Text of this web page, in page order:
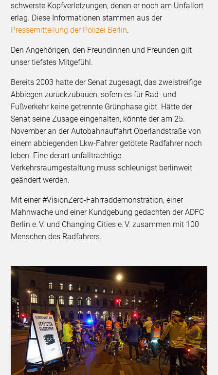
schwerste Kopfverletzungen, denen er noch am Unfallort
erlag. Diese Informationen stammen aus der
Pressemitteilung der Polizei Berlin.
Den Angehörigen, den Freundinnen und Freunden gilt
unser tiefstes Mitgefühl.
Bereits 2003 hatte der Senat zugesagt, das zweistreifige
Abbiegen zurückzubauen, sofern es für Rad- und
Fußverkehr keine getrennte Grünphase gibt. Hätte der
Senat seine Zusage eingehalten, könnte der am 25.
November an der Autobahnauffahrt Oberlandstraße von
einem abbiegenden Lkw-Fahrer getötete Radfahrer noch
leben. Eine derart unfallträchtige
Verkehrsraumgestaltung muss schleunigst berlinweit
geändert werden.
Mit einer #VisionZero-Fahrraddemonstration, einer
Mahnwache und einer Kundgebung gedachten der ADFC
Berlin e. V. und Changing Cities e. V. zusammen mit 100
Menschen des Radfahrers.